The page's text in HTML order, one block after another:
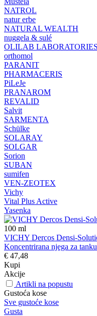
NATROL
natur erbe
NATURAL WEALTH
nuggela & sulé
OLILAB LABORATORIES
orthomol
PARANIT
PHARMACERIS
PiLeJe
PRANAROM
REVALID
Salvit
SARMENTA
Schülke
SOLARAY
SOLGAR
Sorion
SUBAN
sumifen
VEN-ZEOTEX
Vichy
Vital Plus Active
Yasenka
100 ml
VICHY Dercos Densi-
Koncentrirana njega za
€ 47,48
Kupi
Akcije
Artikli na popustu
Gustoća kose
Sve gustoće kose
Gusta